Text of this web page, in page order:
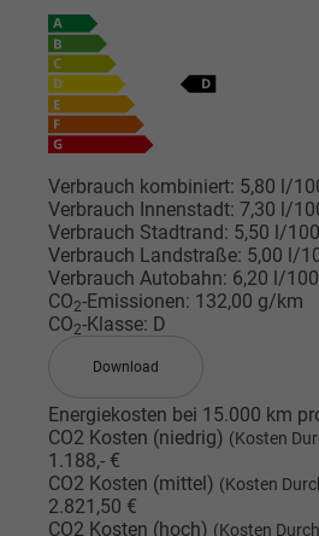
Verbrauch kombiniert: 5,80 l/
Verbrauch Innenstadt: 7,30 l/
Verbrauch Stadtrand: 5,50 l/
Verbrauch Landstraße: 5,00 l/
Verbrauch Autobahn: 6,20 l/
CO2-Emissionen: 132,00 g/km
CO2-Klasse: D
Download
Energiekosten bei 15.000 km
CO2 Kosten (niedrig) (Kosten
1.188,- €
CO2 Kosten (mittel) (Kosten
2.821,50 €
CO2 Kosten (hoch) (Kosten